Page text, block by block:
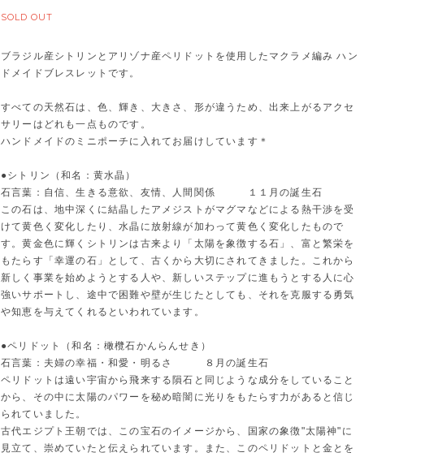
SOLD OUT
ブラジル産シトリンとアリゾナ産ペリドットを使用したマクラメ編み ハン
ドメイドブレスレットです。
すべての天然石は、色、輝き、大きさ、形が違うため、出来上がるアクセ
サリーはどれも一点ものです。
ハンドメイドのミニポーチに入れてお届けしています＊
●シトリン（和名：黄水晶）
石言葉：自信、生きる意欲、友情、人間関係 １１月の誕生石
この石は、地中深くに結晶したアメジストがマグマなどによる熱干渉を受
けて黄色く変化したり、水晶に放射線が加わって黄色く変化したもので
す。黄金色に輝くシトリンは古来より「太陽を象徴する石」、富と繁栄を
もたらす「幸運の石」として、古くから大切にされてきました。これから
新しく事業を始めようとする人や、新しいステップに進もうとする人に心
強いサポートし、途中で困難や壁が生じたとしても、それを克服する勇気
や知恵を与えてくれるといわれています。
●ペリドット（和名：橄欖石かんらんせき）
石言葉：夫婦の幸福・和愛・明るさ ８月の誕生石
ペリドットは遠い宇宙から飛来する隕石と同じような成分をしていること
から、その中に太陽のパワーを秘め暗闇に光りをもたらす力があると信じ
られていました。
古代エジプト王朝では、この宝石のイメージから、国家の象徴"太陽神"に
見立て、崇めていたと伝えられています。また、このペリドットと金とを